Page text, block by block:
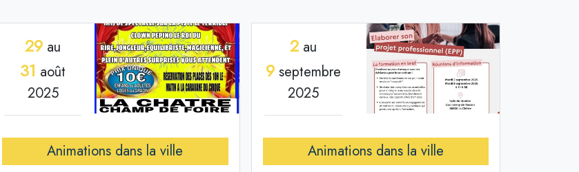
29 au
31 août
2025
Animations dans la ville
2 au
9 septembre
2025
Animations dans la ville